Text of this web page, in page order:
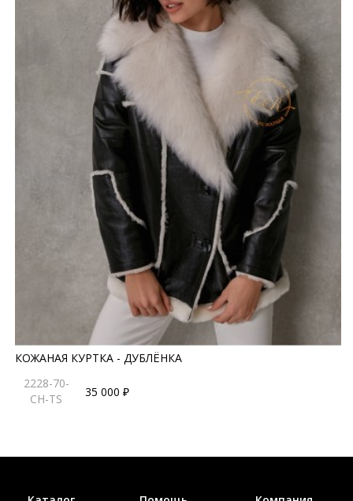
КОЖАНАЯ КУРТКА - ДУБЛЁНКА
2228-70-
CH-TS
35 000 ₽